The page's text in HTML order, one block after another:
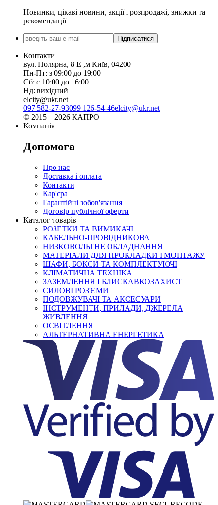
Новинки, цікаві новини, акції і розпродажі, знижки та
рекомендації
Підписатися
Контакти
вул. Полярна, 8 Е ,м.Київ, 04200
Пн-Пт: з 09:00 до 19:00
Сб: с 10:00 до 16:00
Нд: вихідний
elcity@ukr.net
097 582-27-93099 126-54-46elcity@ukr.net
© 2015—2026 КАПРО
Компанія
Допомога
Про нас
Доставка і оплата
Контакти
Кар'єра
Гарантійні зобов'язання
Договір публічної оферти
Каталог товарів
РОЗЕТКИ ТА ВИМИКАЧІ
КАБЕЛЬНО-ПРОВІДНИКОВА
НИЗКОВОЛЬТНЕ ОБЛАДНАННЯ
МАТЕРІАЛИ ДЛЯ ПРОКЛАДКИ І МОНТАЖУ
ШАФИ, БОКСИ ТА КОМПЛЕКТУЮЧІ
КЛІМАТИЧНА ТЕХНІКА
ЗАЗЕМЛЕННЯ І БЛИСКАВКОЗАХИСТ
СИЛОВІ РОЗ'ЄМИ
ПОДОВЖУВАЧІ ТА АКСЕСУАРИ
ІНСТРУМЕНТИ, ПРИЛАДИ, ДЖЕРЕЛА
ЖИВЛЕННЯ
ОСВІТЛЕННЯ
АЛЬТЕРНАТИВНА ЕНЕРГЕТИКА